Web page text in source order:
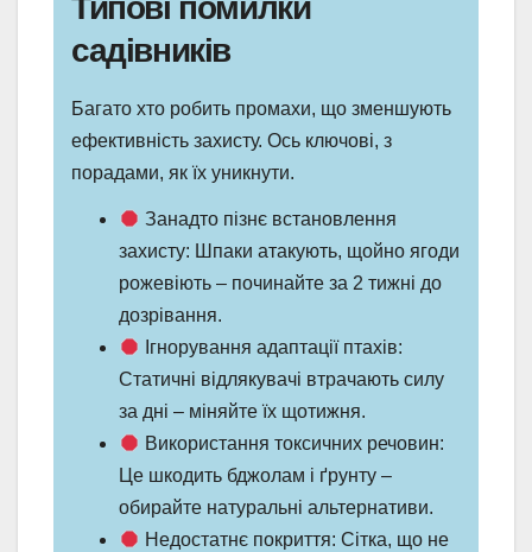
садівників
Багато хто робить промахи, що зменшують
ефективність захисту. Ось ключові, з
порадами, як їх уникнути.
Занадто пізнє встановлення
захисту: Шпаки атакують, щойно ягоди
рожевіють – починайте за 2 тижні до
дозрівання.
Ігнорування адаптації птахів:
Статичні відлякувачі втрачають силу
за дні – міняйте їх щотижня.
Використання токсичних речовин:
Це шкодить бджолам і ґрунту –
обирайте натуральні альтернативи.
Недостатнє покриття: Сітка, що не